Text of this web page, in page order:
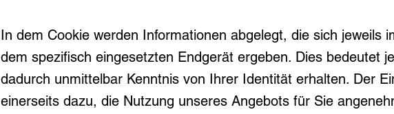
In dem Cookie werden Informationen abgelegt, die sich jeweils
dem spezifisch eingesetzten Endgerät ergeben. Dies bedeutet
dadurch unmittelbar Kenntnis von Ihrer Identität erhalten. Der
einerseits dazu, die Nutzung unseres Angebots für Sie